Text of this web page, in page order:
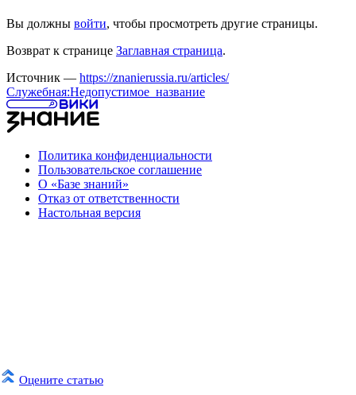
Оцените статью
Вы должны войти, чтобы просмотреть другие страницы.
Возврат к странице Заглавная страница.
Источник — https://znanierussia.ru/articles/
Служебная:Недопустимое_название
Политика конфиденциальности
Пользовательское соглашение
О «Базе знаний»
Отказ от ответственности
Настольная версия